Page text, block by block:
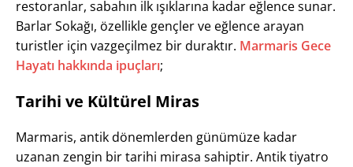
restoranlar, sabahın ilk ışıklarına kadar eğlence sunar.
Barlar Sokağı, özellikle gençler ve eğlence arayan
turistler için vazgeçilmez bir duraktır. Marmaris Gece
Hayatı hakkında ipuçları;
Tarihi ve Kültürel Miras
Marmaris, antik dönemlerden günümüze kadar
uzanan zengin bir tarihi mirasa sahiptir. Antik tiyatro